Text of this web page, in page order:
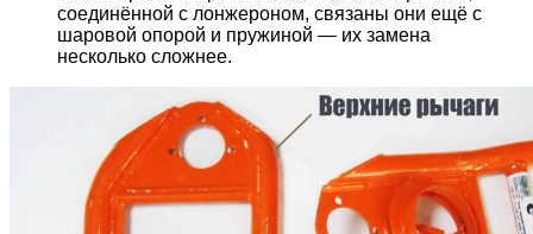
соединённой с лонжероном, связаны они ещё с
шаровой опорой и пружиной — их замена
несколько сложнее.